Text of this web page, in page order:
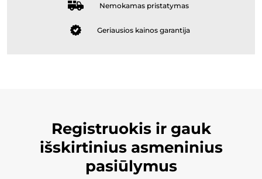
Nemokamas pristatymas
Geriausios kainos garantija
Registruokis ir gauk
išskirtinius asmeninius
pasiūlymus